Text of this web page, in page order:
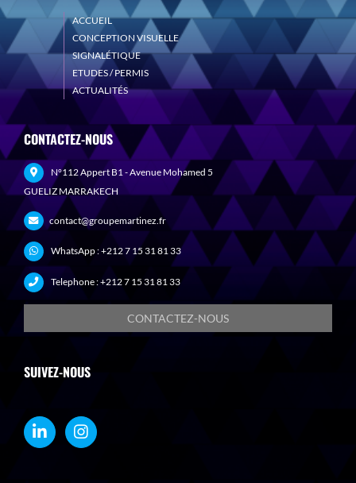
ACCUEIL
CONCEPTION VISUELLE
SIGNALÉTIQUE
ETUDES / PERMIS
ACTUALITÉS
CONTACTEZ-NOUS
N°112 Appert B1 - Avenue Mohamed 5
GUELIZ MARRAKECH
contact@groupemartinez.fr
WhatsApp :+212 7 15 31 81 33
Telephone :+212 7 15 31 81 33
CONTACTEZ-NOUS
SUIVEZ-NOUS